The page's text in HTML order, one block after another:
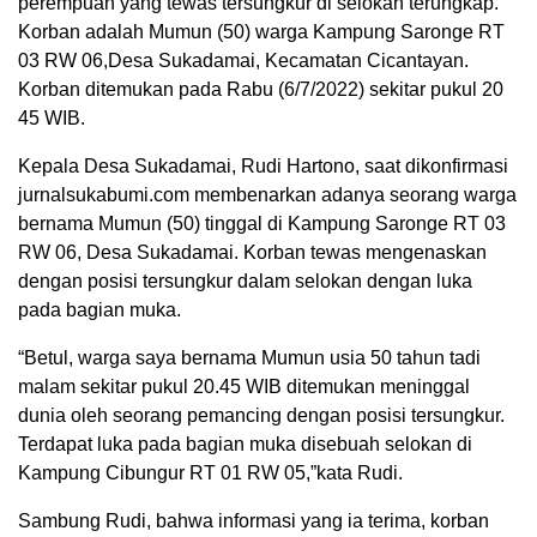
Korban adalah Mumun (50) warga Kampung Saronge RT
03 RW 06,Desa Sukadamai, Kecamatan Cicantayan.
Korban ditemukan pada Rabu (6/7/2022) sekitar pukul 20
45 WIB.
Kepala Desa Sukadamai, Rudi Hartono, saat dikonfirmasi
jurnalsukabumi.com membenarkan adanya seorang warga
bernama Mumun (50) tinggal di Kampung Saronge RT 03
RW 06, Desa Sukadamai. Korban tewas mengenaskan
dengan posisi tersungkur dalam selokan dengan luka
pada bagian muka.
“Betul, warga saya bernama Mumun usia 50 tahun tadi
malam sekitar pukul 20.45 WIB ditemukan meninggal
dunia oleh seorang pemancing dengan posisi tersungkur.
Terdapat luka pada bagian muka disebuah selokan di
Kampung Cibungur RT 01 RW 05,”kata Rudi.
Sambung Rudi, bahwa informasi yang ia terima, korban